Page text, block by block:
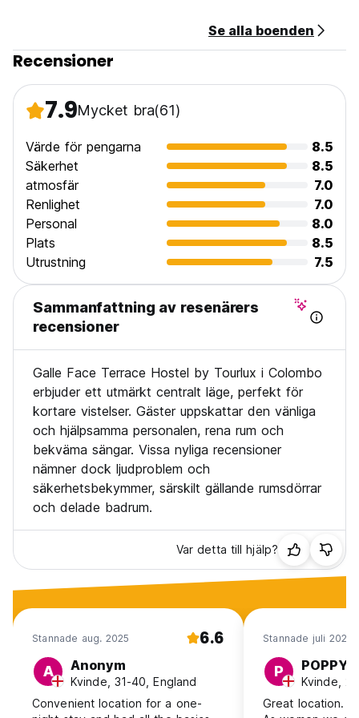
Se alla boenden
Recensioner
7.9Mycket bra(61)
Värde för pengarna
8.5
Säkerhet
8.5
atmosfär
7.0
Renlighet
7.0
Personal
8.0
Plats
8.5
Utrustning
7.5
Sammanfattning av resenärers
recensioner
Galle Face Terrace Hostel by Tourlux i Colombo
erbjuder ett utmärkt centralt läge, perfekt för
kortare vistelser. Gäster uppskattar den vänliga
och hjälpsamma personalen, rena rum och
bekväma sängar. Vissa nyliga recensioner
nämner dock ljudproblem och
säkerhetsbekymmer, särskilt gällande rumsdörrar
och delade badrum.
Var detta till hjälp?
Stannade aug. 2025 6.6
A Anonym
Kvinde, 31-40, England
Convenient location for a one-
Stannade juli 2025
P POPPY
Kvinde,
Great location.